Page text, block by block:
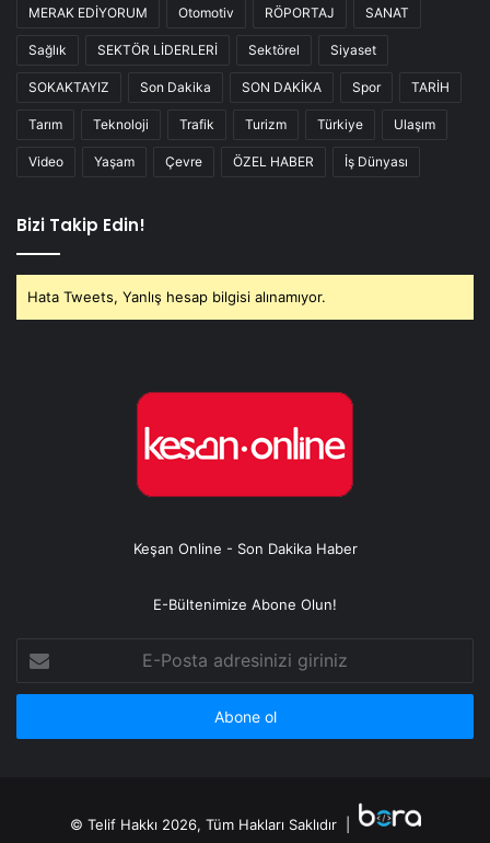
MERAK EDİYORUM Otomotiv RÖPORTAJ SANAT
Sağlık SEKTÖR LİDERLERİ Sektörel Siyaset
SOKAKTAYIZ Son Dakika SON DAKİKA Spor TARİH
Tarım Teknoloji Trafik Turizm Türkiye Ulaşım
Video Yaşam Çevre ÖZEL HABER İş Dünyası
Bizi Takip Edin!
Hata Tweets, Yanlış hesap bilgisi alınamıyor.
Keşan Online - Son Dakika Haber
E-Bültenimize Abone Olun!
Posta
adresinizi
© Telif Hakkı 2026, Tüm Hakları Saklıdır |